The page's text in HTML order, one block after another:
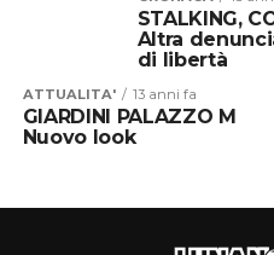
STALKING,
Altra
di libertà
ATTUALITA' 13 anni fa
GIARDINI PALAZZO M
Nuovo look